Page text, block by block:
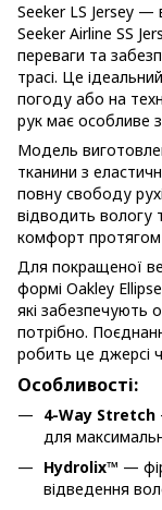
Seeker LS Jersey —
Seeker Airline SS
переваги та
трасі. Це
погоду або на
рук має особливе
Модель
тканини з
повну свободу
відводить вологу
комфорт протягом
Для покращеної
формі Oakley
які забезпечують
потрібно.
робить це джерсі
Особливості:
4-Way Stretch
для
Hydrolix™ —
відведення